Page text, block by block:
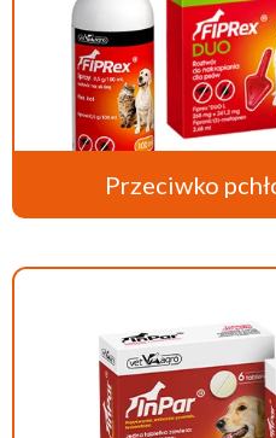
Przeciwko